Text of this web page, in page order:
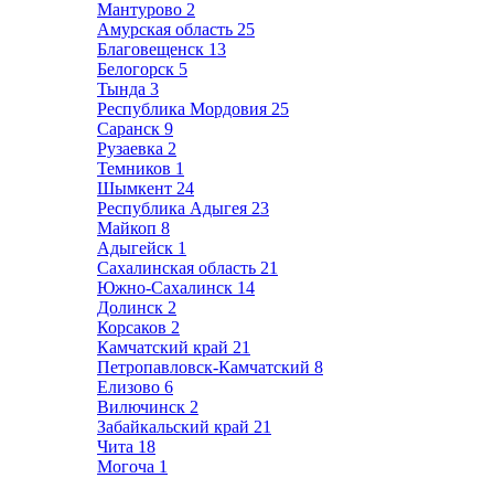
Мантурово 2
Амурская область 25
Благовещенск 13
Белогорск 5
Тында 3
Республика Мордовия 25
Саранск 9
Рузаевка 2
Темников 1
Шымкент 24
Республика Адыгея 23
Майкоп 8
Адыгейск 1
Сахалинская область 21
Южно-Сахалинск 14
Долинск 2
Корсаков 2
Камчатский край 21
Петропавловск-Камчатский 8
Елизово 6
Вилючинск 2
Забайкальский край 21
Чита 18
Могоча 1